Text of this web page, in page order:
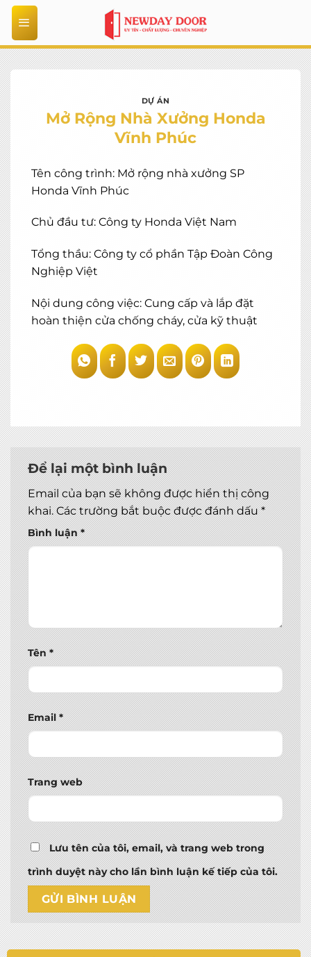
Bỏ
qua
nội
dung
DỰ ÁN
Mở Rộng Nhà Xưởng Honda
Vĩnh Phúc
Tên công trình: Mở rộng nhà xưởng SP
Honda Vĩnh Phúc
Chủ đầu tư: Công ty Honda Việt Nam
Tổng thầu: Công ty cổ phần Tập Đoàn Công
Nghiệp Việt
Nội dung công việc: Cung cấp và lắp đặt
hoàn thiện cửa chống cháy, cửa kỹ thuật
Để lại một bình luận
Email của bạn sẽ không được hiển thị công
khai. Các trường bắt buộc được đánh dấu*
Bình luận*
Tên*
Email*
Trang web
Lưu tên của tôi, email, và trang web trong
trình duyệt này cho lần bình luận kế tiếp của tôi.